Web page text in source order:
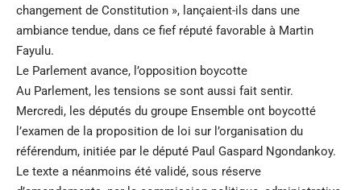
changement de Constitution », lançaient-ils dans une
ambiance tendue, dans ce fief réputé favorable à Martin
Fayulu.
Le Parlement avance, l’opposition boycotte
Au Parlement, les tensions se sont aussi fait sentir.
Mercredi, les députés du groupe Ensemble ont boycotté
l’examen de la proposition de loi sur l’organisation du
référendum, initiée par le député Paul Gaspard Ngondankoy.
Le texte a néanmoins été validé, sous réserve